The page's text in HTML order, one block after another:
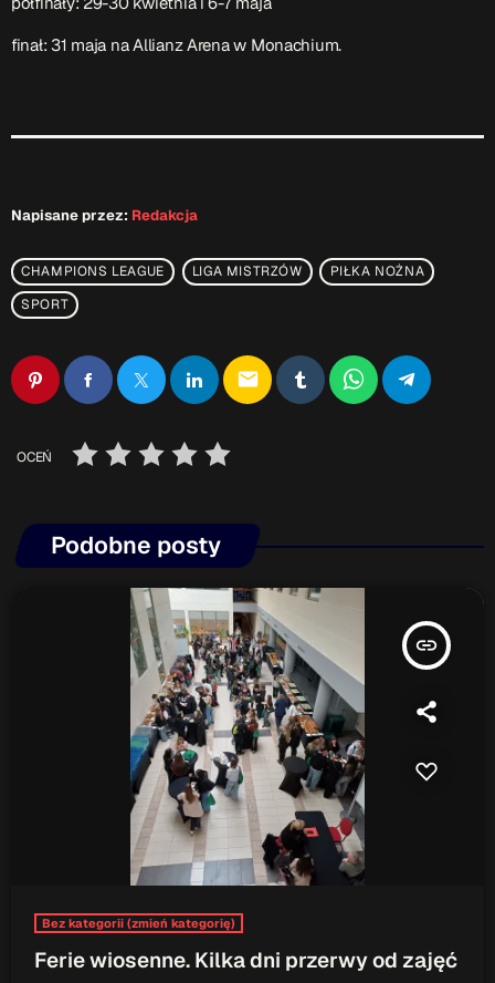
finał: 31 maja na Allianz Arena w Monachium.
Napisane przez: Redakcja
CHAMPIONS LEAGUE LIGA MISTRZÓW
PIŁKA NOŻNA
SPORT
email
OCEŃ
Podobne posty
insert_link
Bez kategorii (zmień kategorię)
Ferie wiosenne. Kilka dni przerwy od zajęć